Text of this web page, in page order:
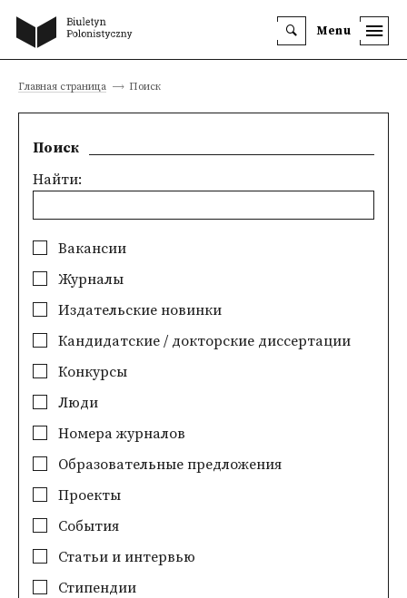
Menu
Главная страница Поиск
Поиск
Найти:
Вакансии
Журналы
Издательские новинки
Кандидатские / докторские диссертации
Конкурсы
Люди
Номера журналов
Образовательные предложения
Проекты
События
Статьи и интервью
Стипендии